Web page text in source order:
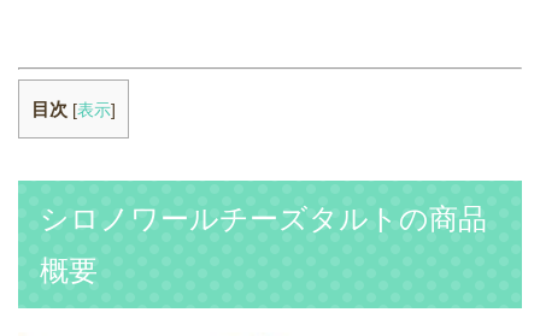
目次 [表示]
シロノワールチーズタルトの商品
概要